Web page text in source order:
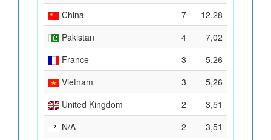
China
7
12,28
Pakistan
4
7,02
France
3
5,26
Vietnam
3
5,26
United Kingdom
2
3,51
N/A
2
3,51